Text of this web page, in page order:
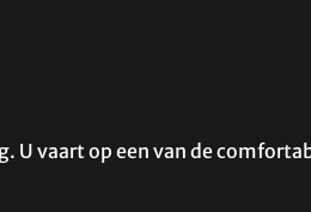
U vaart op een van de